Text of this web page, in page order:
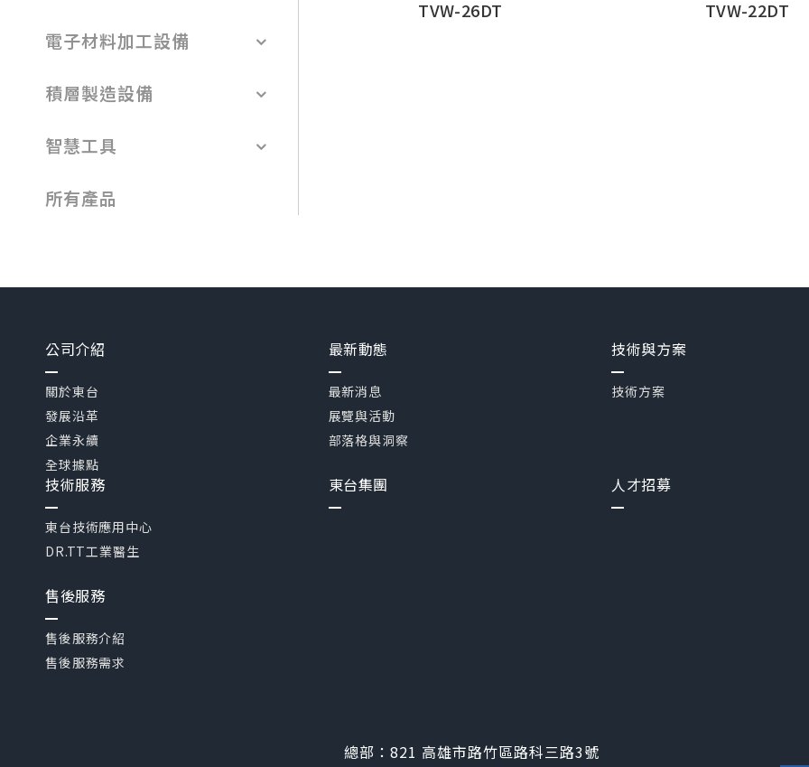
TVW-26DT TVW-22DT
電子材料加工設備
積層製造設備
智慧工具
所有產品
公司介紹
關於東台
發展沿革
企業永續
全球據點
最新動態
最新消息
展覽與活動
部落格與洞察
技術與方案
技術方案
技術服務
東台技術應用中心
DR.TT工業醫生
東台集團 人才招募
售後服務
售後服務介紹
售後服務需求
總部：821 高雄市路竹區路科三路3號